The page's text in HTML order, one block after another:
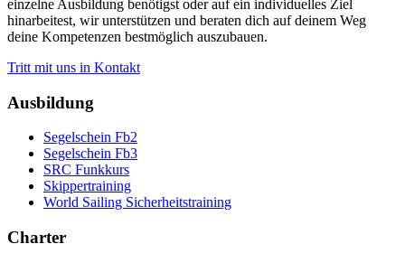
einzelne Ausbildung benötigst oder auf ein individuelles Ziel
hinarbeitest, wir unterstützen und beraten dich auf deinem Weg
deine Kompetenzen bestmöglich auszubauen.
Tritt mit uns in Kontakt
Ausbildung
Segelschein Fb2
Segelschein Fb3
SRC Funkkurs
Skippertraining
World Sailing Sicherheitstraining
Charter